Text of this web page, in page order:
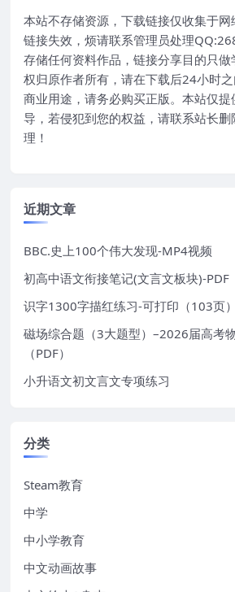
本站不存储资源，下载链接仅收集于
链接失效，烦请联系管理员处理
存储任何资料作品，链接分享目的只
权归原作者所有，请在下载后24小时
商业用途，请务必购买正版。本站仅提
导，若侵犯到您的权益，请联系站长
理！
近期文章
BBC.史上100个伟大发现-MP4视频
初高中语文衔接笔记(文言文板块)-PDF
识字1300字描红练习-可打印（103页）
磁场综合题（3大题型）–2026届高考
（PDF）
小升语文初文言文专项练习
分类
Steam教育
中学
中小学教育
中文动画故事